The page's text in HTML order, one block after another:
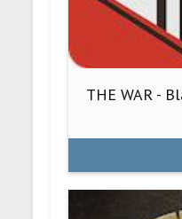
THE WAR -